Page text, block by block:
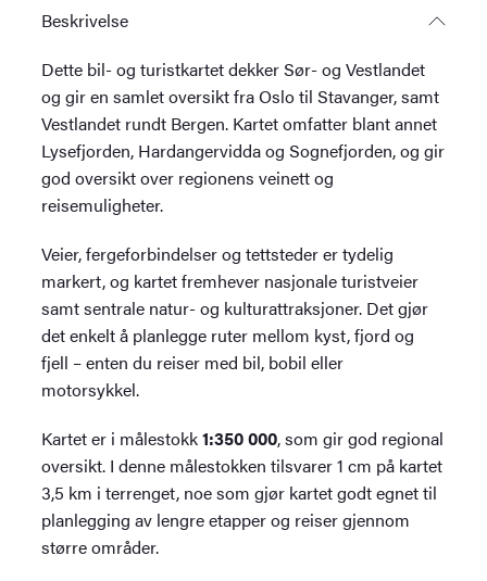
Beskrivelse
Dette bil- og turistkartet dekker Sør- og Vestlandet
og gir en samlet oversikt fra Oslo til Stavanger, samt
Vestlandet rundt Bergen. Kartet omfatter blant annet
Lysefjorden, Hardangervidda og Sognefjorden, og gir
god oversikt over regionens veinett og
reisemuligheter.
Veier, fergeforbindelser og tettsteder er tydelig
markert, og kartet fremhever nasjonale turistveier
samt sentrale natur- og kulturattraksjoner. Det gjør
det enkelt å planlegge ruter mellom kyst, fjord og
fjell – enten du reiser med bil, bobil eller
motorsykkel.
Kartet er i målestokk1:350 000, som gir god regional
oversikt. I denne målestokken tilsvarer 1 cm på kartet
3,5 km i terrenget, noe som gjør kartet godt egnet til
planlegging av lengre etapper og reiser gjennom
større områder.